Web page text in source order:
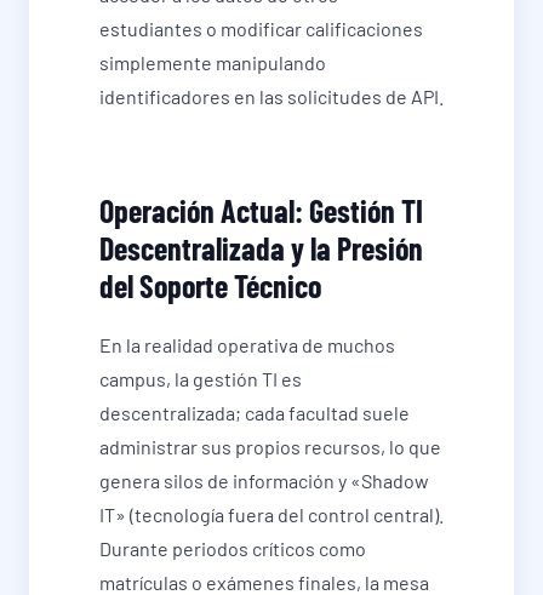
estudiantes o modificar calificaciones
simplemente manipulando
identificadores en las solicitudes de API.
Operación Actual: Gestión TI
Descentralizada y la Presión
del Soporte Técnico
En la realidad operativa de muchos
campus, la gestión TI es
descentralizada; cada facultad suele
administrar sus propios recursos, lo que
genera silos de información y «Shadow
IT» (tecnología fuera del control central).
Durante periodos críticos como
matrículas o exámenes finales, la mesa